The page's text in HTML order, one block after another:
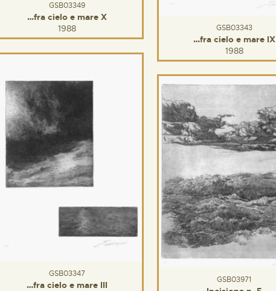
GSB03343
…fra cielo e mare IX
1988
GSB03349
…fra cielo e mare X
1988
GSB03347
…fra cielo e mare III
GSB03971